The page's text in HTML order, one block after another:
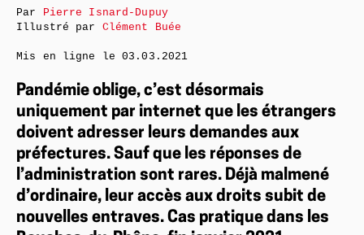
Pandémie oblige, c’est désormais
uniquement par internet que les étrangers
doivent adresser leurs demandes aux
préfectures. Sauf que les réponses de
l’administration sont rares. Déjà malmené
d’ordinaire, leur accès aux droits subit de
nouvelles entraves. Cas pratique dans les
Par Pierre Isnard-Dupuy
Illustré par Clément Buée
Mis en ligne le03.03.2021